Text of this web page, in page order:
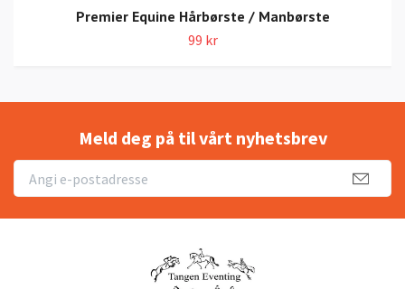
Premier Equine Hårbørste / Manbørste
99 kr
Meld deg på til vårt nyhetsbrev